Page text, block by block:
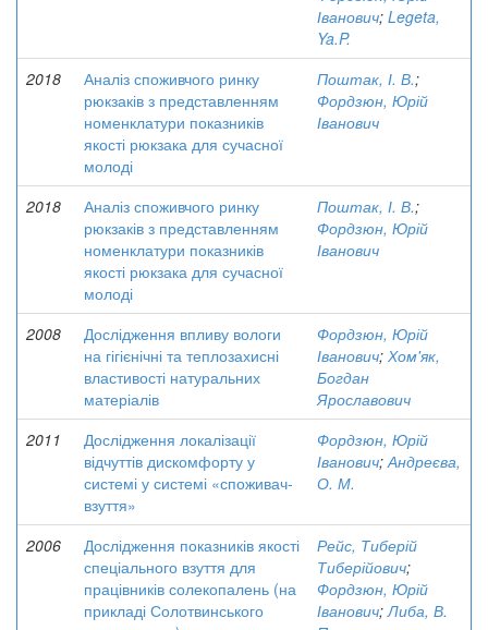
Іванович; Legeta,
Ya.P.
2018
Аналіз споживчого ринку
рюкзаків з представленням
номенклатури показників
якості рюкзака для сучасної
молоді
Поштак, І. В.;
Фордзюн, Юрій
Іванович
2018
Аналіз споживчого ринку
рюкзаків з представленням
номенклатури показників
якості рюкзака для сучасної
молоді
Поштак, І. В.;
Фордзюн, Юрій
Іванович
2008
Дослідження впливу вологи
на гігієнічні та теплозахисні
властивості натуральних
матеріалів
Фордзюн, Юрій
Іванович; Хом'як,
Богдан
Ярославович
2011
Дослідження локалізації
відчуттів дискомфорту у
системі у системі «споживач-
взуття»
Фордзюн, Юрій
Іванович;Андреєва,
О. М.
2006
Дослідження показників якості
спеціального взуття для
працівників солекопалень (на
прикладі Солотвинського
Рейс, Тиберій
Тиберійович;
Фордзюн, Юрій
Іванович;Либа, В.